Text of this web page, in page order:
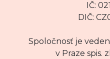
IČ:
DIČ:
Spoločnosť je
v Praze spis.